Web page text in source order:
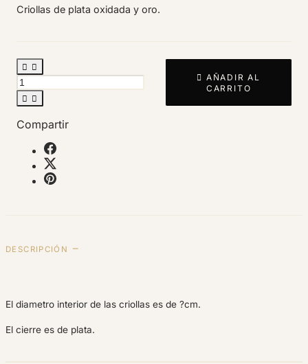
Criollas de plata oxidada y oro.
 
 

CARRITO
Compartir
DESCRIPCIÓN
El diametro interior de las criollas es de ?cm.
El cierre es de plata.